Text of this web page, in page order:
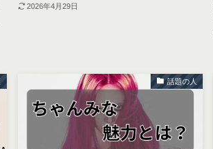
2026年4月29日
話題の人